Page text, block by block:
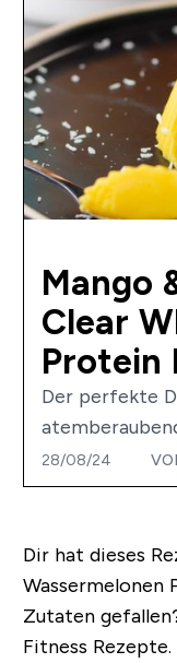
Mango
Clear
Protein
Der perfekte
28/08/24
Dir hat dieses
Wassermelonen
Zutaten
Fitness Rezepte.